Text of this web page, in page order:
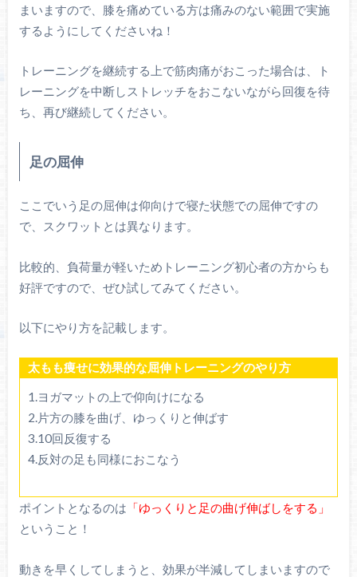
まいますので、膝を痛めている方は痛みのない範囲で実施
するようにしてくださいね！
トレーニングを継続する上で筋肉痛がおこった場合は、ト
レーニングを中断しストレッチをおこないながら回復を待
ち、再び継続してください。
足の屈伸
ここでいう足の屈伸は仰向けで寝た状態での屈伸ですの
で、スクワットとは異なります。
比較的、負荷量が軽いためトレーニング初心者の方からも
好評ですので、ぜひ試してみてください。
以下にやり方を記載します。
太もも痩せに効果的な屈伸トレーニングのやり方
1.ヨガマットの上で仰向けになる
2.片方の膝を曲げ、ゆっくりと伸ばす
3.10回反復する
4.反対の足も同様におこなう
ポイントとなるのは 「ゆっくりと足の曲げ伸ばしをする」
ということ！
動きを早くしてしまうと、効果が半減してしまいますので